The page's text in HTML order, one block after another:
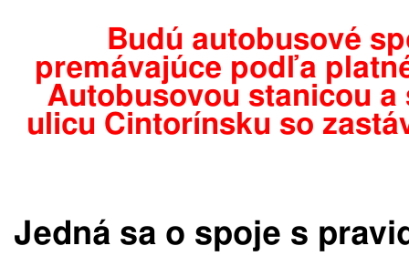
Budú autobusové
premávajúce podľa
Autobusovou stanicou
ulicu Cintorínsku so
Jedná sa o spoje s